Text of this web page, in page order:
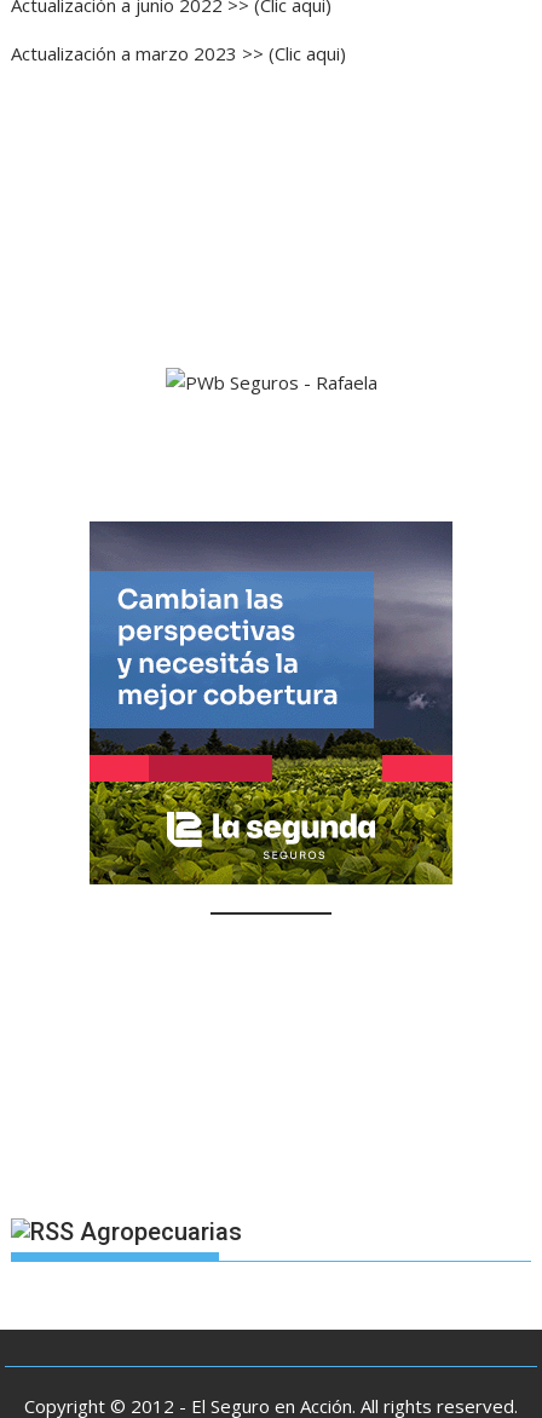
Actualización a junio 2022 >> (Clic aqui)
Actualización a marzo 2023 >> (Clic aqui)
Agropecuarias
Copyright © 2012 - El Seguro en Acción. All rights reserved.